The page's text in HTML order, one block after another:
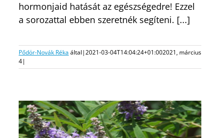
hormonjaid hatását az egészségedre! Ezzel
a sorozattal ebben szeretnék segíteni. [...]
Pődör-Novák Réka által|2021-03-04T14:04:24+01:002021, március
4|